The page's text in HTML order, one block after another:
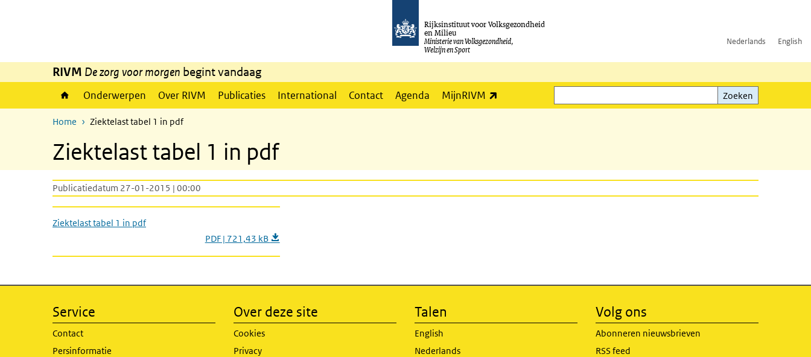
Rijksinstituut voor Volksgezondheid
en Milieu
Ministerie van Volksgezondheid,
Welzijn en Sport
Nederlands English
RIVM De zorg voor morgen begint vandaag
Onderwerpen Over RIVM Publicaties International Contact Agenda MijnRIVM
Zoeken
Zoeken
Home Ziektelast tabel 1 in pdf
Ziektelast tabel 1 in pdf
Publicatiedatum 27-01-2015 | 00:00
Ziektelast tabel 1 in pdf
PDF | 721,43 kB
Service
Contact
Persinformatie
Over deze site
Cookies
Privacy
Talen
English
Nederlands
Volg ons
Abonneren nieuwsbrieven
RSS feed